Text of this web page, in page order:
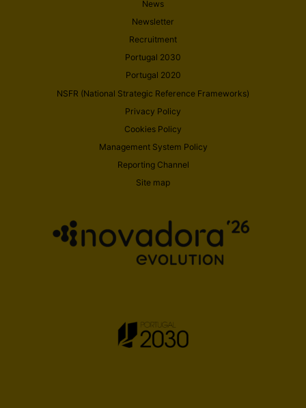
News
Newsletter
Recruitment
Portugal 2030
Portugal 2020
NSFR (National Strategic Reference Frameworks)
Privacy Policy
Cookies Policy
Management System Policy
Reporting Channel
Site map